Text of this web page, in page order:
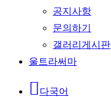
공지사항
문의하기
갤러리게시판
울트라써마
다국어